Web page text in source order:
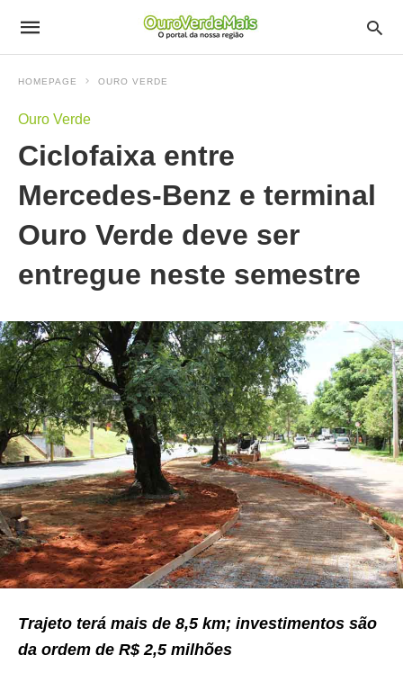
HOMEPAGE OURO VERDE
Ouro Verde
Ciclofaixa entre
Mercedes-Benz e terminal
Ouro Verde deve ser
entregue neste semestre
Trajeto terá mais de 8,5 km; investimentos são
da ordem de R$ 2,5 milhões